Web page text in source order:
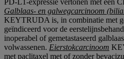
PD-L1-expressie vertonen met een
Galblaas- en galwegcarcinoom
KEYTRUDA is, in combinatie met
geïndiceerd voor de
inoperabel of gemetastaseerd
volwassenen. Eierstokcarcinoom
met paclitaxel met of zonder